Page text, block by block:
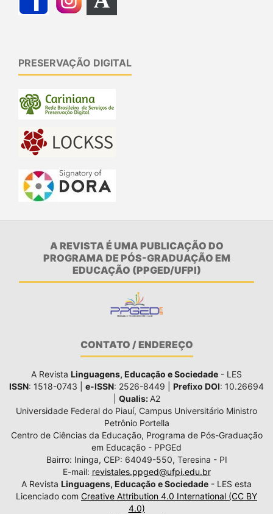
PRESERVAÇÃO DIGITAL
A REVISTA É UMA PUBLICAÇÃO DO
PROGRAMA DE PÓS-GRADUAÇÃO EM
EDUCAÇÃO (PPGED/UFPI)
CONTATO / ENDEREÇO
A Revista Linguagens, Educação e Sociedade - LES
ISSN: 1518-0743 | e-ISSN: 2526-8449 | Prefixo DOI: 10.26694
Qualis: A2
Universidade Federal do Piauí, Campus Universitário Ministro
Petrônio Portella
Centro de Ciências da Educação, Programa de Pós-Graduação
em Educação - PPGEd
Bairro: Ininga, CEP: 64049-550, Teresina - PI
E-mail: revistales.ppged@ufpi.edu.br
A Revista Linguagens, Educação e Sociedade - LES esta
Licenciado com Creative Attribution 4.0 International (CC BY
4.0)